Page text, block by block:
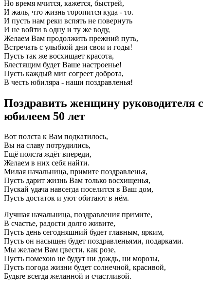
Но время мчится, кажется, быстрей,
И жаль, что жизнь торопится куда - то.
И пусть нам реки вспять не повернуть
И не войти в одну и ту же воду,
Желаем Вам продолжить прежний путь,
Встречать с улыбкой дни свои и годы!
Пусть так же восхищает красота,
Блестящим будет Ваше настроенье!
Пусть каждый миг согреет доброта,
В честь юбиляра - наши поздравленья!
Поздравить женщину руководителя с
юбилеем 50 лет
Вот полста к Вам подкатилось,
Вы на славу потрудились,
Ещё полста ждёт впереди,
Желаем в них себя найти.
Милая начальница, примите поздравленья,
Пусть дарит жизнь Вам только восхищенья,
Пускай удача навсегда поселится в Ваш дом,
Пусть достаток и уют обитают в нём.
Лучшая начальница, поздравления примите,
В счастье, радости долго живите,
Пусть день сегодняшний будет главным, ярким,
Пусть он насыщен будет поздравленьями, подарками.
Мы желаем Вам цвести, как розе,
Пусть помехою не будут ни дождь, ни морозы,
Пусть погода жизни будет солнечной, красивой,
Будьте всегда желанной и счастливой.